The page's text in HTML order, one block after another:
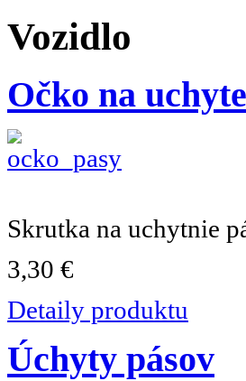
Vozidlo
Očko na
Skrutka na uchytnie
3,30 €
Detaily produktu
Úchyty pásov